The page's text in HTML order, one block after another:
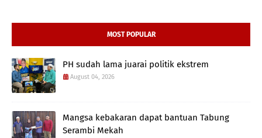
MOST POPULAR
PH sudah lama juarai politik ekstrem
August 04, 2026
Mangsa kebakaran dapat bantuan Tabung
Serambi Mekah